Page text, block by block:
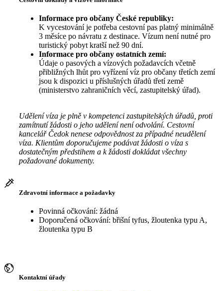
Informace pro občany České republiky:
K vycestování je potřeba cestovní pas platný minimálně
3 měsíce po návratu z destinace. Vízum není nutné pro
turistický pobyt kratší než 90 dní.
Informace pro občany ostatních zemí:
Údaje o pasových a vízových požadavcích včetně
přibližných lhůt pro vyřízení víz pro občany třetích zemí
jsou k dispozici u příslušných úřadů třetí země
(ministerstvo zahraničních věcí, zastupitelský úřad).
Udělení víza je plně v kompetenci zastupitelských úřadů, proti
zamítnutí žádosti o jeho udělení není odvolání. Cestovní
kancelář Čedok nenese odpovědnost za případné neudělení
víza. Klientům doporučujeme podávat žádosti o víza s
dostatečným předstihem a k žádosti dokládat všechny
požadované dokumenty.
Zdravotní informace a požadavky
Povinná očkování: žádná
Doporučená očkování: břišní tyfus, žloutenka typu A,
žloutenka typu B
Kontaktní úřady